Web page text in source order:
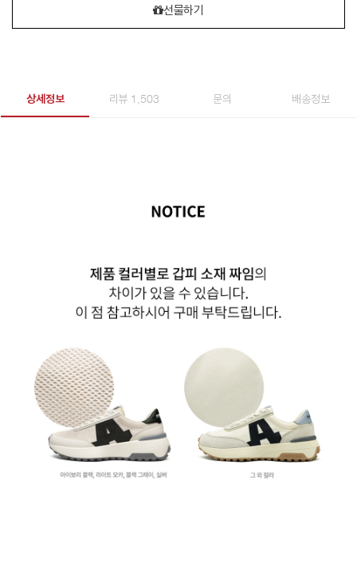
선물하기
상세정보 리뷰 1,503 문의 배송정보